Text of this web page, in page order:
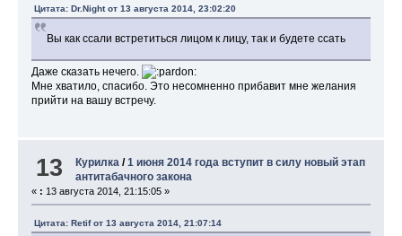
Цитата: Dr.Night от 13 августа 2014, 23:02:20
Вы как ссали встретиться лицом к лицу, так и будете ссать
Даже сказать нечего.
Мне хватило, спасибо. Это несомненно прибавит мне желания
прийти на вашу встречу.
13 Курилка /1 июня 2014 года вступит в силу новый этап
антитабачного закона
« : 13 августа 2014, 21:15:05 »
Цитата: Retif от 13 августа 2014, 21:07:14